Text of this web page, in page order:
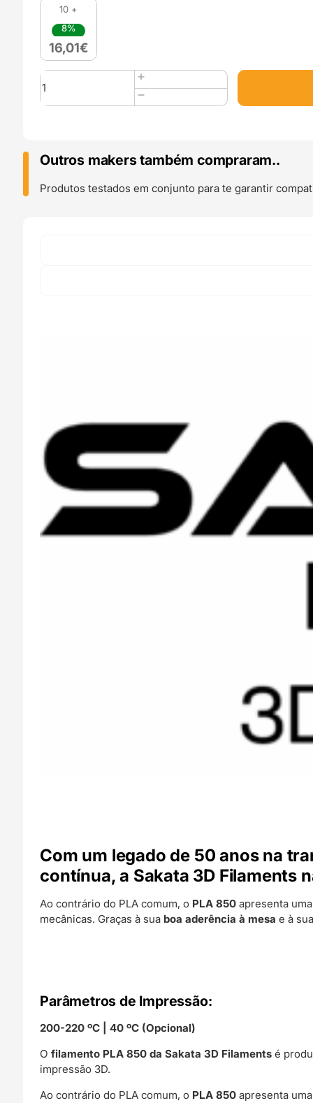
10 +
8%
16,01€
Quantidade
de
PLA
Light
Green
-
Outros makers também compraram..
Produtos testados em conjunto para te garantir
Com um legado de 50 anos na
contínua, a Sakata 3D Filaments
Ao contrário do PLA comum, o PLA 850 apresenta
mecânicas. Graças à sua boa aderência à mesa e à
Parâmetros de Impressão:
200-220 ºC | 40 ºC (Opcional)
Ofilamento PLA 850 da Sakata 3D Filaments é
impressão 3D.
Ao contrário do PLA comum, o PLA 850 apresenta